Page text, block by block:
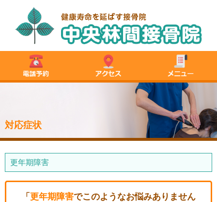
対応症状
更年期障害
「 更年期障害でこのようなお悩みありません